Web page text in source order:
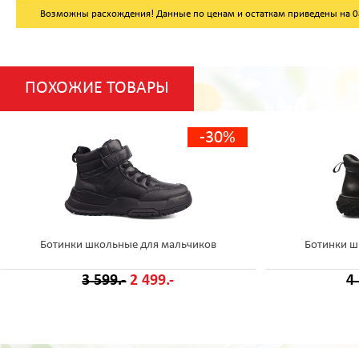
Возможны расхождения! Данные по ценам и остаткам приведены на
ПОХОЖИЕ ТОВАРЫ
-30%
Ботинки школьные для мальчиков
3 599.- 2 499.-
Ботинки
4